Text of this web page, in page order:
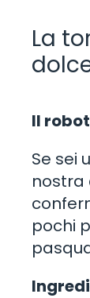
La
Il
Se sei
nostra
pochi